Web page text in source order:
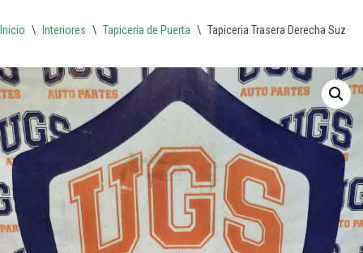
Inicio \ Interiores \ Tapiceria de Puerta \ Tapiceria Trasera Derecha